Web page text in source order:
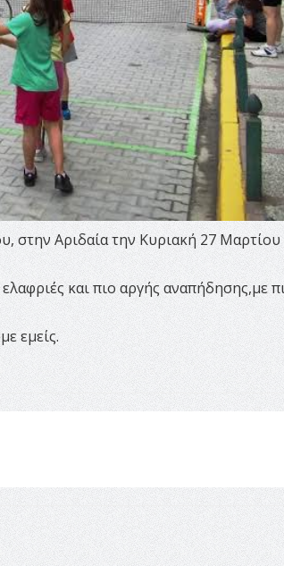
στην Αριδαία την Κυριακή 27 Μαρτίου
και πιο αργής αναπήδησης,με
εμείς.